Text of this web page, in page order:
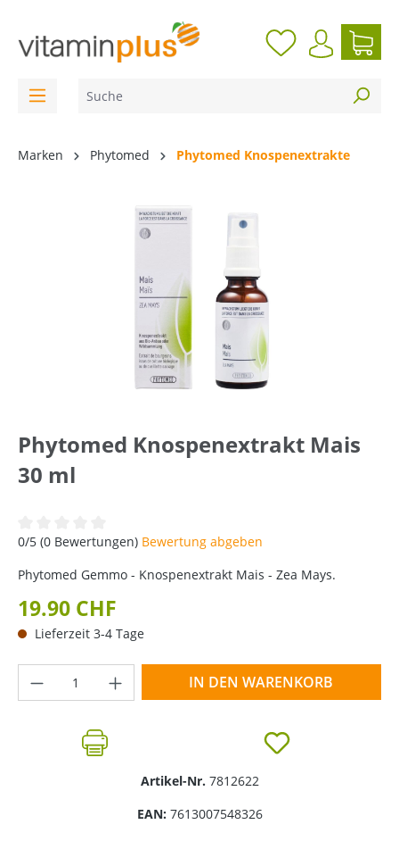
Marken Phytomed Phytomed Knospenextrakte
Phytomed Knospenextrakt Mais
30 ml
Durchschnittliche Bewertung von 0 von 5 Sternen
0/5 (0 Bewertungen) Bewertung abgeben
Phytomed Gemmo - Knospenextrakt Mais - Zea Mays.
19.90 CHF
Lieferzeit 3-4 Tage
Produkt Anzahl: Gib den gewünschten
IN DEN WARENKORB
Artikel-Nr. 7812622
EAN: 7613007548326